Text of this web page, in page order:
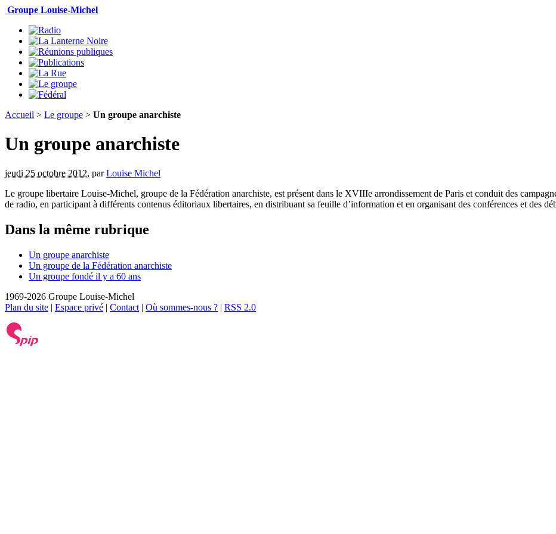
Groupe Louise-Michel
Accueil > Le groupe > Un groupe anarchiste
Un groupe anarchiste
jeudi 25 octobre 2012, parLouise Michel
Le groupe libertaire Louise-Michel, groupe de la Fédération anarchiste, est présent dans le XVIIIe arrondissement de Paris et conduit des
de radio, en participant à différents contenus éditoriaux libertaires, en distribuant sa feuille d’information et en organisant des conférences et des
Dans la même rubrique
Un groupe anarchiste
Un groupe de la Fédération anarchiste
Un groupe fondé il y a 60 ans
1969-2026 Groupe Louise-Michel
Plan du site | Espace privé | Contact | Où sommes-nous ? | RSS 2.0